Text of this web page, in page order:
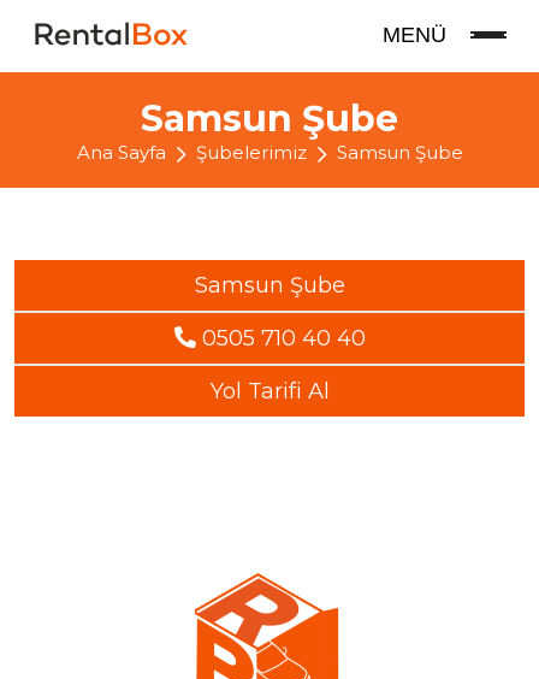
MENÜ
Samsun Şube
Ana Sayfa Şubelerimiz Samsun Şube
Samsun Şube
0505 710 40 40
Yol Tarifi Al